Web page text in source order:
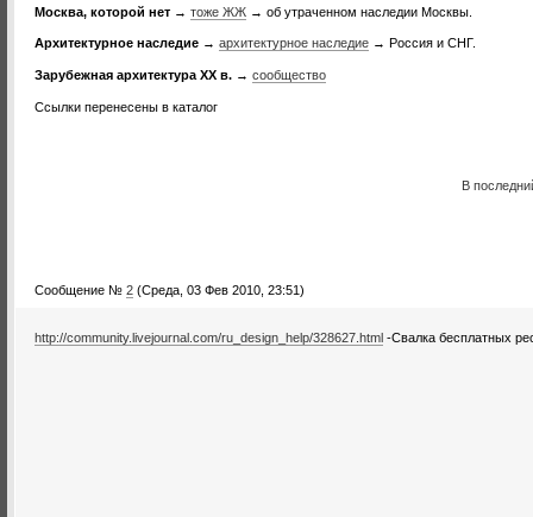
Москва, которой нет → тоже ЖЖ → об утраченном наследии Москвы.
Архитектурное наследие → архитектурное наследие → Россия и СНГ.
Зарубежная архитектура XX в. → сообщество
Ссылки перенесены в каталог
В
Сообщение № 2 (Среда, 03 Фев 2010, 23:51)
http://community.livejournal.com/ru_design_help/328627.html -Свалка бесплатных